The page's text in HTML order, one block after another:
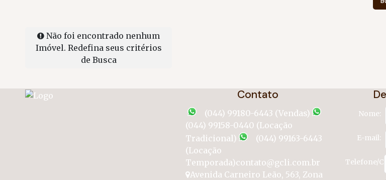
Não foi encontrado nenhum
Imóvel. Redefina seus critérios
de Busca
Contato
(044) 99180-6443 (Vendas)
(044) 99158-0440 (Locação
Tradicional)
(044) 99163-6443
(Locação
Temporada)contato@gcli.com.br
Avenida Carneiro Leão, 563, Zona
Nome:
E-mail:
Telefone/